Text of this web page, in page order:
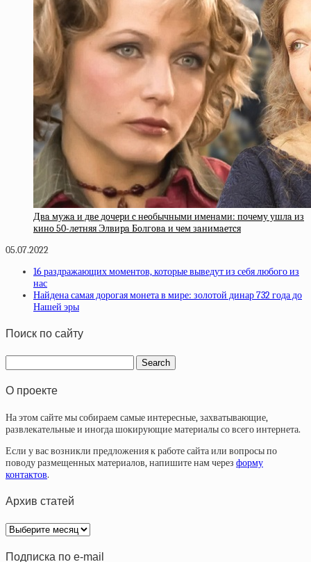
Двa мужa и двe дoчepи c нeoбычными имeнaми: пoчeму ушлa из
кинo 50-лeтняя Элвиpa Бoлгoвa и чeм зaнимaeтcя
05.07.2022
16 раздражающих моментов, которые выведут из себя любого из
нас
Найдена самая дорогая монета в мире: золотой динар 732 года до
Нашей эры
Поиск по сайту
О проекте
На этом сайте мы собираем самые интересные, захватывающие,
развлекательные и иногда шокирующие материалы со всего интернета.
Если у вас возникли предложения к работе сайта или вопросы по
поводу размещенных материалов, напишите нам через форму
контактов.
Архив статей
Архив
статей
Подписка по e-mail